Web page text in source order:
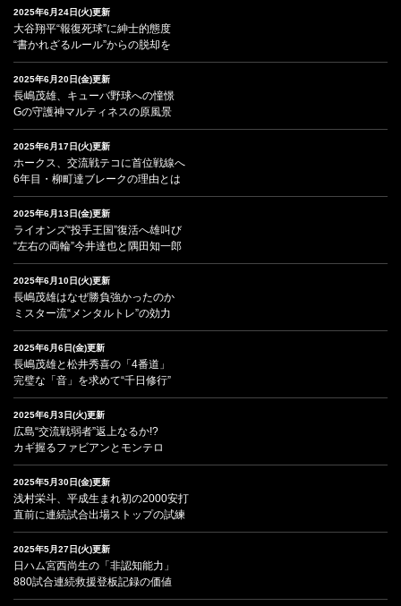
2025年6月24日(火)更新
大谷翔平“報復死球”に紳士的態度
“書かれざるルール”からの脱却を
2025年6月20日(金)更新
長嶋茂雄、キューバ野球への憧憬
Gの守護神マルティネスの原風景
2025年6月17日(火)更新
ホークス、交流戦テコに首位戦線へ
6年目・柳町達ブレークの理由とは
2025年6月13日(金)更新
ライオンズ“投手王国”復活へ雄叫び
“左右の両輪”今井達也と隅田知一郎
2025年6月10日(火)更新
長嶋茂雄はなぜ勝負強かったのか
ミスター流“メンタルトレ”の効力
2025年6月6日(金)更新
長嶋茂雄と松井秀喜の「4番道」
完璧な「音」を求めて“千日修行”
2025年6月3日(火)更新
広島“交流戦弱者”返上なるか!?
カギ握るファビアンとモンテロ
2025年5月30日(金)更新
浅村栄斗、平成生まれ初の2000安打
直前に連続試合出場ストップの試練
2025年5月27日(火)更新
日ハム宮西尚生の「非認知能力」
880試合連続救援登板記録の価値